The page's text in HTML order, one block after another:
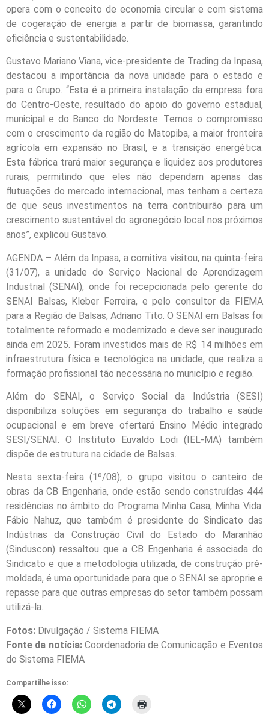
opera com o conceito de economia circular e com sistema
de cogeração de energia a partir de biomassa, garantindo
eficiência e sustentabilidade.
Gustavo Mariano Viana, vice-presidente de Trading da Inpasa,
destacou a importância da nova unidade para o estado e
para o Grupo. “Esta é a primeira instalação da empresa fora
do Centro-Oeste, resultado do apoio do governo estadual,
municipal e do Banco do Nordeste. Temos o compromisso
com o crescimento da região do Matopiba, a maior fronteira
agrícola em expansão no Brasil, e a transição energética.
Esta fábrica trará maior segurança e liquidez aos produtores
rurais, permitindo que eles não dependam apenas das
flutuações do mercado internacional, mas tenham a certeza
de que seus investimentos na terra contribuirão para um
crescimento sustentável do agronegócio local nos próximos
anos”, explicou Gustavo.
AGENDA – Além da Inpasa, a comitiva visitou, na quinta-feira
(31/07), a unidade do Serviço Nacional de Aprendizagem
Industrial (SENAI), onde foi recepcionada pelo gerente do
SENAI Balsas, Kleber Ferreira, e pelo consultor da FIEMA
para a Região de Balsas, Adriano Tito. O SENAI em Balsas foi
totalmente reformado e modernizado e deve ser inaugurado
ainda em 2025. Foram investidos mais de R$ 14 milhões em
infraestrutura física e tecnológica na unidade, que realiza a
formação profissional tão necessária no município e região.
Além do SENAI, o Serviço Social da Indústria (SESI)
disponibiliza soluções em segurança do trabalho e saúde
ocupacional e em breve ofertará Ensino Médio integrado
SESI/SENAI. O Instituto Euvaldo Lodi (IEL-MA) também
dispõe de estrutura na cidade de Balsas.
Nesta sexta-feira (1º/08), o grupo visitou o canteiro de
obras da CB Engenharia, onde estão sendo construídas 444
residências no âmbito do Programa Minha Casa, Minha Vida.
Fábio Nahuz, que também é presidente do Sindicato das
Indústrias da Construção Civil do Estado do Maranhão
(Sinduscon) ressaltou que a CB Engenharia é associada do
Sindicato e que a metodologia utilizada, de construção pré-
moldada, é uma oportunidade para que o SENAI se aproprie e
repasse para que outras empresas do setor também possam
utilizá-la.
Fotos: Divulgação / Sistema FIEMA
Fonte da notícia: Coordenadoria de Comunicação e Eventos
do Sistema FIEMA
Compartilhe isso: